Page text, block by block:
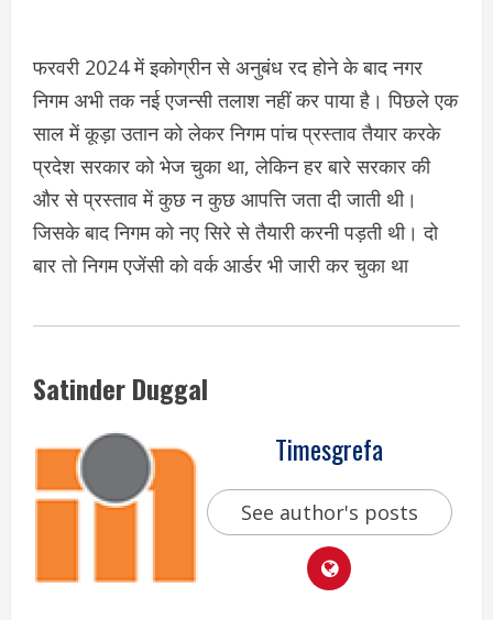
फरवरी 2024 में इकोग्रीन से अनुबंध रद होने के बाद नगर
निगम अभी तक नई एजन्सी तलाश नहीं कर पाया है। पिछले एक
साल में कूड़ा उतान को लेकर निगम पांच प्रस्ताव तैयार करके
प्रदेश सरकार को भेज चुका था, लेकिन हर बारे सरकार की
और से प्रस्ताव में कुछ न कुछ आपत्ति जता दी जाती थी।
जिसके बाद निगम को नए सिरे से तैयारी करनी पड़ती थी। दो
बार तो निगम एजेंसी को वर्क आर्डर भी जारी कर चुका था
Satinder Duggal
Timesgrefa
See author's posts